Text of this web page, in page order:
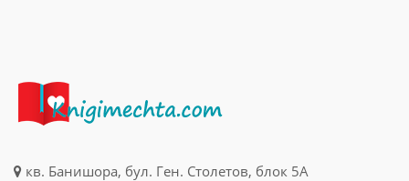
кв. Банишора, бул. Ген. Столетов, блок 5А